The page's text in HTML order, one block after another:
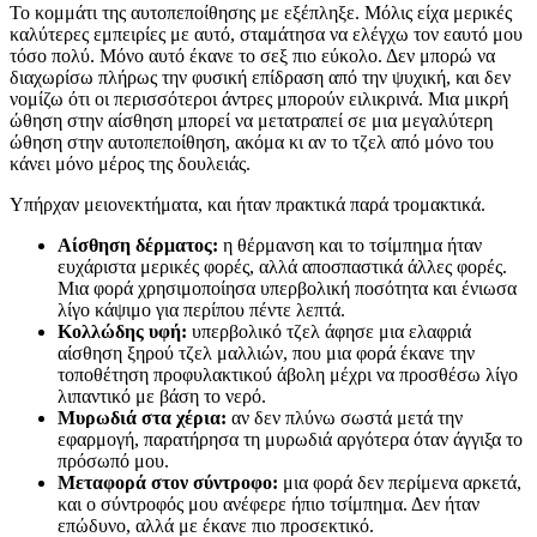
Το κομμάτι της αυτοπεποίθησης με εξέπληξε. Μόλις είχα μερικές
καλύτερες εμπειρίες με αυτό, σταμάτησα να ελέγχω τον εαυτό μου
τόσο πολύ. Μόνο αυτό έκανε το σεξ πιο εύκολο. Δεν μπορώ να
διαχωρίσω πλήρως την φυσική επίδραση από την ψυχική, και δεν
νομίζω ότι οι περισσότεροι άντρες μπορούν ειλικρινά. Μια μικρή
ώθηση στην αίσθηση μπορεί να μετατραπεί σε μια μεγαλύτερη
ώθηση στην αυτοπεποίθηση, ακόμα κι αν το τζελ από μόνο του
κάνει μόνο μέρος της δουλειάς.
Υπήρχαν μειονεκτήματα, και ήταν πρακτικά παρά τρομακτικά.
Αίσθηση δέρματος: η θέρμανση και το τσίμπημα ήταν
ευχάριστα μερικές φορές, αλλά αποσπαστικά άλλες φορές.
Μια φορά χρησιμοποίησα υπερβολική ποσότητα και ένιωσα
λίγο κάψιμο για περίπου πέντε λεπτά.
Κολλώδης υφή: υπερβολικό τζελ άφησε μια ελαφριά
αίσθηση ξηρού τζελ μαλλιών, που μια φορά έκανε την
τοποθέτηση προφυλακτικού άβολη μέχρι να προσθέσω λίγο
λιπαντικό με βάση το νερό.
Μυρωδιά στα χέρια: αν δεν πλύνω σωστά μετά την
εφαρμογή, παρατήρησα τη μυρωδιά αργότερα όταν άγγιξα το
πρόσωπό μου.
Μεταφορά στον σύντροφο: μια φορά δεν περίμενα αρκετά,
και ο σύντροφός μου ανέφερε ήπιο τσίμπημα. Δεν ήταν
επώδυνο, αλλά με έκανε πιο προσεκτικό.